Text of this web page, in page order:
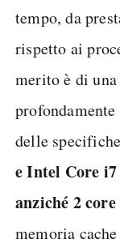
tempo, da
rispetto ai
merito è di
delle
e Intel Core
anziché 2 core
memoria